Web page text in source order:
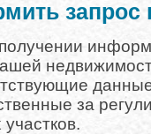
за